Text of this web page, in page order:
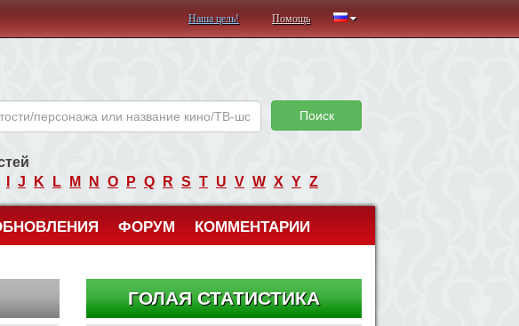
Наша цель! Помощь
Поиск
J K L M N O P Q R S T U V W X Y Z
ФОРУМ КОММЕНТАРИИ
ГОЛАЯ СТАТИСТИКА